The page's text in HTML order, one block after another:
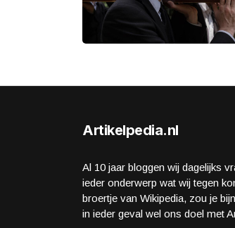
Artikelpedia.nl
Al 10 jaar bloggen wij dagelijks
ieder onderwerp wat wij tegen
broertje van Wikipedia, zou je
in ieder geval wel ons doel met